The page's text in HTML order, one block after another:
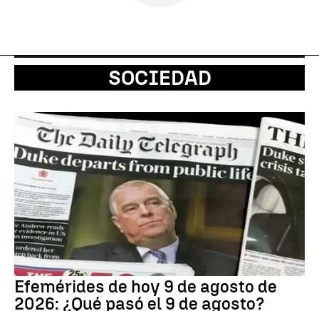
SOCIEDAD
Efemérides de hoy 9 de agosto de
2026: ¿Qué pasó el 9 de agosto?